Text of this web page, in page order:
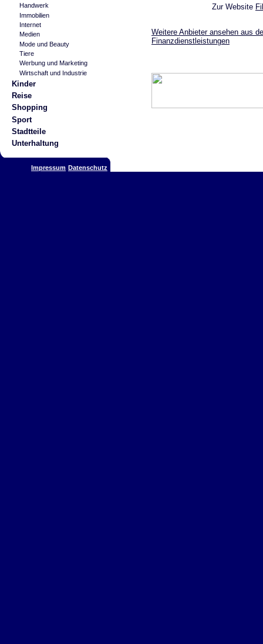
Handwerk
Immobilien
Internet
Medien
Mode und Beauty
Tiere
Werbung und Marketing
Wirtschaft und Industrie
Kinder
Reise
Shopping
Sport
Stadtteile
Unterhaltung
Impressum Datenschutz
Zur Website
Weitere Anbieter ansehen aus
Finanzdienstleistungen